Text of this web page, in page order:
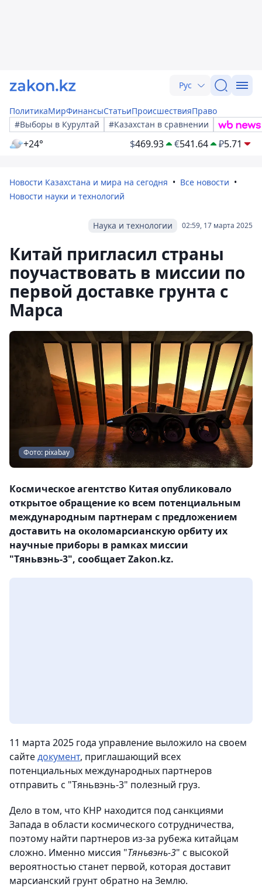
Рус
ПолитикаМирФинансыСтатьиПроисшествияПраво
#Выборы в Курултай
#Казахстан в сравнении
+24° $469.93 €541.64 ₽5.71
Новости Казахстана и мира на сегодня
Все новости
Новости науки и технологий
02:59, 17 марта 2025
Наука и технологии
Китай пригласил страны
поучаствовать в миссии по
первой доставке грунта с
Марса
Фото: pixabay
Космическое агентство Китая опубликовало
открытое обращение ко всем потенциальным
международным партнерам с предложением
доставить на околомарсианскую орбиту их
научные приборы в рамках миссии
"Тяньвэнь-3", сообщает Zakon.kz.
11 марта 2025 года управление выложило на своем
сайтедокумент, приглашающий всех
потенциальных международных партнеров
отправить с "Тяньвэнь-3" полезный груз.
Дело в том, что КНР находится под санкциями
Запада в области космического сотрудничества,
поэтому найти партнеров из-за рубежа китайцам
сложно. Именно миссия "Тяньвэнь-3" с высокой
вероятностью станет первой, которая доставит
марсианский грунт обратно на Землю.